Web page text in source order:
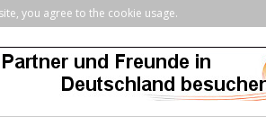
you agree to the cookie usage.